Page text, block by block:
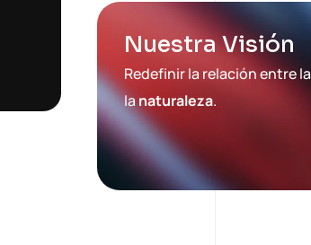
Nuestra Visión
Redefinir la relación entre la
lanaturaleza.